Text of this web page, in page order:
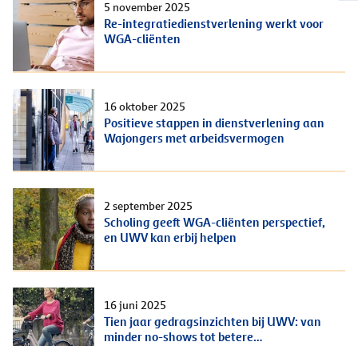
5 november 2025
Re-integratiedienstverlening werkt voor
WGA-cliënten
16 oktober 2025
Positieve stappen in dienstverlening aan
Wajongers met arbeidsvermogen
2 september 2025
Scholing geeft WGA-cliënten perspectief,
en UWV kan erbij helpen
16 juni 2025
Tien jaar gedragsinzichten bij UWV: van
minder no-shows tot betere